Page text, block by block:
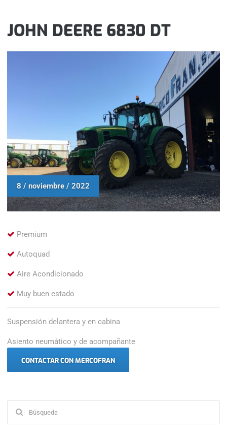
JOHN DEERE 6830 DT
8 / noviembre / 2022
Premium
Autoquad
Aire Acondicionado
Muy buen estado
Suspensión delantera y en cabina
Asiento neumático y de acompañante
CONTACTAR CON MERCOFRAN